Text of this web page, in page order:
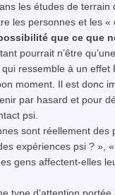
les études de terrain
les personnes et les «
que ce que
pourrait n’être
ressemble à un effet
moment. Il est donc
par hasard et pour
psi
sont réellement des
expériences psi ? »,
gens affectent-elles